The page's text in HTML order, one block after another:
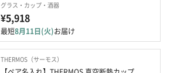
グラス・カップ・酒器
¥5,918
最短8月11日(火)お届け
THERMOS（サーモス）